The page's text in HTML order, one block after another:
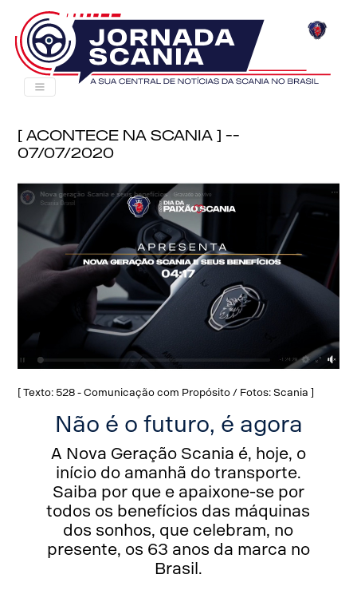
[ Acontece na Scania ] --
07/07/2020
[ Texto: 528 - Comunicação com Propósito / Fotos: Scania ]
Não é o futuro, é agora
A Nova Geração Scania é, hoje, o
início do amanhã do transporte.
Saiba por que e apaixone-se por
todos os benefícios das máquinas
dos sonhos, que celebram, no
presente, os 63 anos da marca no
Brasil.